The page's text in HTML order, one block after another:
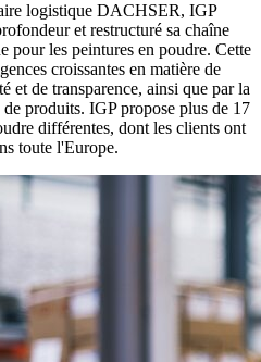
logistique DACHSER, IGP
et restructuré sa chaîne
pour les peintures en poudre. Cette
croissantes en matière de
de transparence, ainsi que par la
produits. IGP propose plus de 17
différentes, dont les clients ont
toute l'Europe.